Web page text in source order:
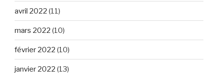
avril 2022 (11)
mars 2022 (10)
février 2022 (10)
janvier 2022 (13)